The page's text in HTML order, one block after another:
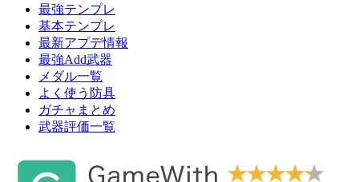
最強テンプレ
基本テンプレ
最新アプデ情報
最強Add武器
メダル一覧
よく使う防具
ガチャまとめ
武器評価一覧